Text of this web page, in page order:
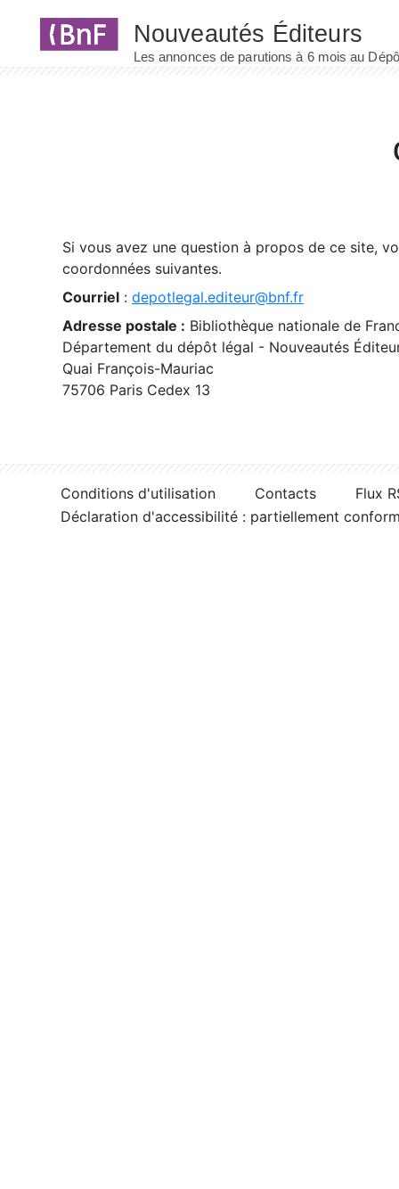
Si vous avez une question à propos de ce site,
coordonnées suivantes.
Courriel : depotlegal.editeur@bnf.fr
Adresse postale : Bibliothèque nationale de
Département du dépôt légal - Nouveautés
Quai François-Mauriac
75706 Paris Cedex 13
Conditions d'utilisation Contacts
Flux
Déclaration d'accessibilité : partiellement